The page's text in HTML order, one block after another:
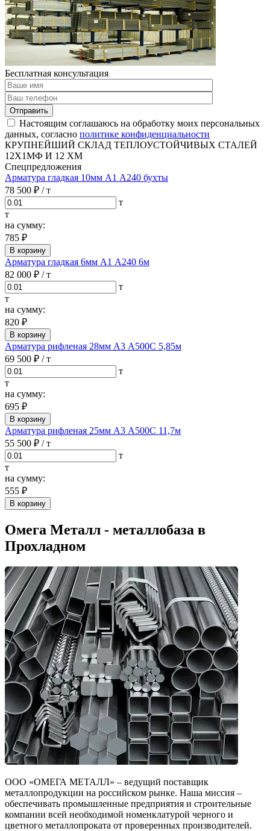
Бесплатная консультация
Отправить
Настоящим соглашаюсь на обработку моих персональных
данных, согласно политике конфиденциальности
КРУПНЕЙШИЙ СКЛАД ТЕПЛОУСТОЙЧИВЫХ СТАЛЕЙ
12Х1МФ И 12 ХМ
Спецпредложения
Арматура гладкая 10мм А1 А240 бухты
78 500 ₽ / т
т
т
на сумму:
785 ₽
В корзину
Арматура гладкая 6мм А1 А240 6м
82 000 ₽ / т
т
т
на сумму:
820 ₽
В корзину
Арматура рифленая 28мм А3 А500С 5,85м
69 500 ₽ / т
т
т
на сумму:
695 ₽
В корзину
Арматура рифленая 25мм А3 А500С 11,7м
55 500 ₽ / т
т
т
на сумму:
555 ₽
В корзину
Омега Металл - металлобаза в
Прохладном
ООО «ОМЕГА МЕТАЛЛ» – ведущий поставщик
металлопродукции на российском рынке. Наша миссия –
обеспечивать промышленные предприятия и строительные
компании всей необходимой номенклатурой черного и
цветного металлопроката от проверенных производителей.